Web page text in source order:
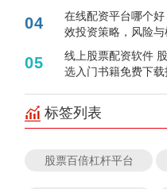
04
在线配资平台哪个
效投资策略，风险
05
线上股票配资软件
选入门书籍免费下
标签列表
股票百倍杠杆平台